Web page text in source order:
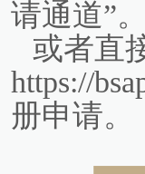
请通道”。
或者直
https://
册申请。